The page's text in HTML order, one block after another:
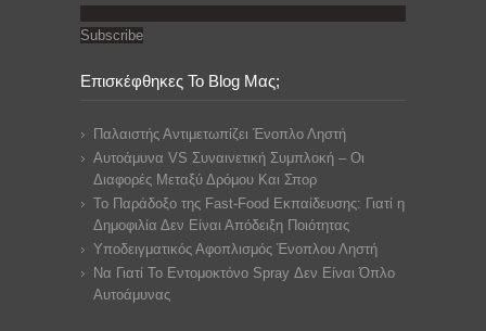
Subscribe
Επισκέφθηκες Το Blog Μας;
Παλαιστής Αντιμετωπίζει Ένοπλο Ληστή
Αυτοάμυνα VS Συναινετική Συμπλοκή – Οι
Διαφορές Μεταξύ Δρόμου Και Σπορ
Το Παράδοξο της Fast-Food Εκπαίδευσης: Γιατί η
Δημοφιλία Δεν Είναι Απόδειξη Ποιότητας
Υποδειγματικός Αφοπλισμός Ένοπλου Ληστή
Να Γιατί Το Εντομοκτόνο Spray Δεν Είναι Όπλο
Αυτοάμυνας